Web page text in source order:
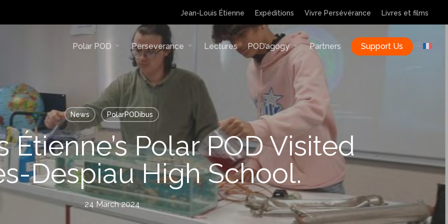
Jean-Louis Étienne Expéditions Vivre Persévérance Livres et films
Polar POD Perseverance Lectures POD’agogy Partners Support Us
News PolarPODibus
Polar POD Visited
Despiau High School.
24 March 2024